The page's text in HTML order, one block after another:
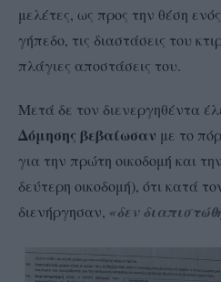
μελέτες, ως προς την θέση
γήπεδο, τις διαστάσεις του
πλάγιες αποστάσεις του.
Μετά δε τον διενεργηθέντα
Δόμησης βεβαίωσαν με το
για την πρώτη οικοδομή και
δεύτερη οικοδομή), ότι κατά
διενήργησαν, «δεν